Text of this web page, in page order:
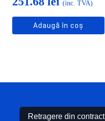
(inc. TVA)
Adaugă în coș
Retragere din contract